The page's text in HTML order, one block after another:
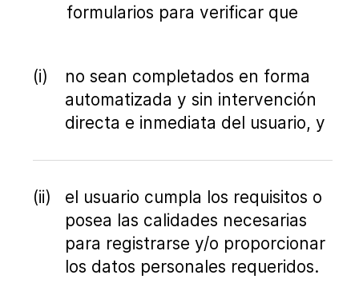
formularios para verificar que
no sean completados en forma
automatizada y sin intervención
directa e inmediata del usuario, y
el usuario cumpla los requisitos o
posea las calidades necesarias
para registrarse y/o proporcionar
los datos personales requeridos.